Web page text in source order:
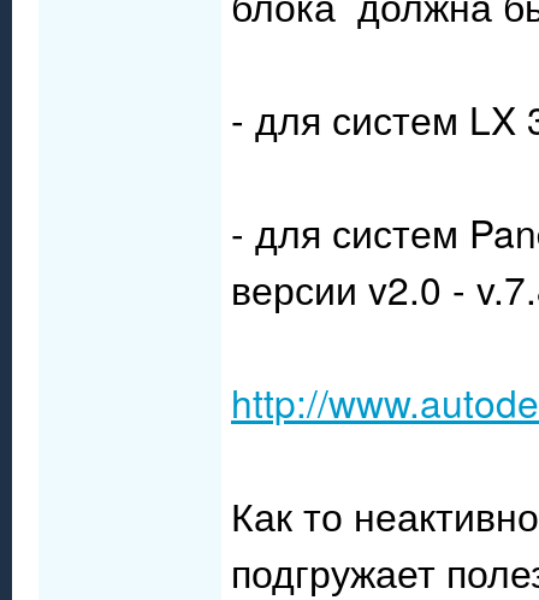
- для систем LX
- для систем
версии v2.0 -
http://
Как то
подгружает